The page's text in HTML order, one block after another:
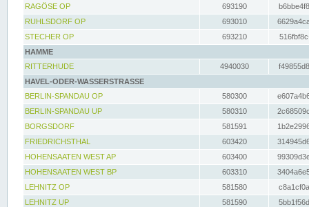
RAGÖSE OP
693190
RUHLSDORF OP
693010
STECHER OP
693210
HAMME
RITTERHUDE
4940030
HAVEL-ODER-WASSERSTRASSE
BERLIN-SPANDAU OP
580300
BERLIN-SPANDAU UP
580310
BORGSDORF
581591
FRIEDRICHSTHAL
603420
HOHENSAATEN WEST AP
603400
HOHENSAATEN WEST BP
603310
LEHNITZ OP
581580
LEHNITZ UP
581590